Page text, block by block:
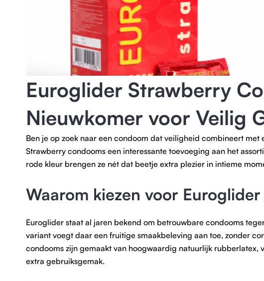
Euroglider Strawberry
Nieuwkomer voor Veilig
Ben je op zoek naar een condoom dat veiligheid combineert
Strawberry condooms een interessante toevoeging aan het
rode kleur brengen ze nét dat beetje extra plezier in intieme
Waarom kiezen voor
Euroglider staat al jaren bekend om betrouwbare condooms
variant voegt daar een fruitige smaakbeleving aan toe, zonder
condooms zijn gemaakt van hoogwaardig natuurlijk rubberlatex,
extra gebruiksgemak.